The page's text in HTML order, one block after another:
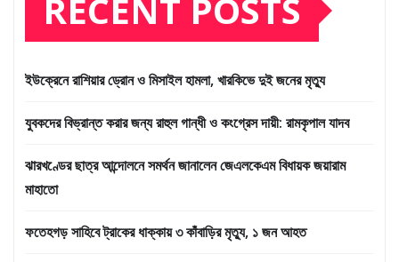
RECENT POSTS
ইউক্রেনে রাশিয়ার ড্রোন ও মিসাইল হামলা, খারকিভে দুই জনের মৃত্যু
যুবকদের বিভ্রান্ত করার জন্য রাহুল গান্ধী ও কংগ্রেস দায়ী: রামকৃপাল যাদব
ঝারখণ্ডের ছাত্র আন্দোলনে সমর্থন জানালেন জেএলকেএম বিধায়ক জয়ারাম
মাহাতো
ফতেহগড় সাহিবে ট্রাকের ধাক্কায় ৩ কাঁবাড়ির মৃত্যু, ১ জন আহত